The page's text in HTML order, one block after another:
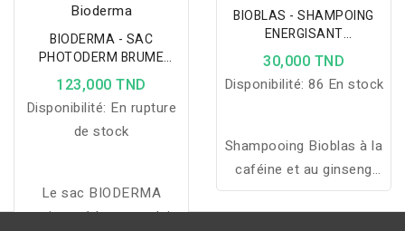
Bioderma
BIODERMA - SAC
PHOTODERM BRUME
INVISIBLE SPF50+
150ML+FLUIDE MAX SPF
100 40ML+SEBIUM GEL
MOUSSANT 100ML
123,000 TND
Disponibilité: En rupture
de stock
Le sac BIODERMA
contient : 1 brume solaire
BIOBLAS - SHAMPOING
ENERGISANT
CAFFEINE+GINSENG 360ML
30,000 TND
Disponibilité: 86 En stock
Shampooing Bioblas à la
caféine et au ginseng
pour revitaliser, renforcer
et stimuler la pousse des